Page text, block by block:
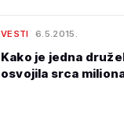
VESTI 6.5.2015.
Kako je jedna
osvojila srca